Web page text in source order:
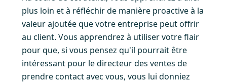
plus loin et à réfléchir de manière proactive à la
valeur ajoutée que votre entreprise peut offrir
au client. Vous apprendrez à utiliser votre flair
pour que, si vous pensez qu'il pourrait être
intéressant pour le directeur des ventes de
prendre contact avec vous, vous lui donniez